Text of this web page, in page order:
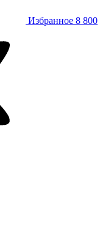
Избранное 8 800